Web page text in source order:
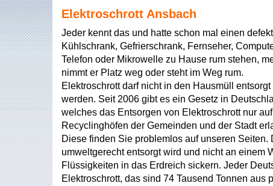
Elektroschrott Ansbach
Jeder kennt das und hatte schon mal einen
Kühlschrank, Gefrierschrank, Fernseher,
Telefon oder Mikrowelle zu Hause rum stehen,
nimmt er Platz weg oder steht im Weg rum.
Elektroschrott darf nicht in den Hausmüll entsorgt
werden. Seit 2006 gibt es ein Gesetz in
welches das Entsorgen von Elektroschrott nur auf
Recyclinghöfen der Gemeinden und der Stadt
Diese finden Sie problemlos auf unseren
umweltgerecht entsorgt wird und nicht an einem
Flüssigkeiten in das Erdreich sickern. Jeder
Elektroschrott, das sind 74 Tausend Tonnen aus